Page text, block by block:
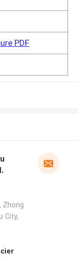
PDF
Zhong
City,